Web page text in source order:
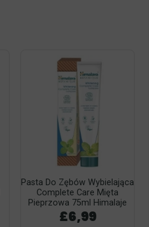
Pasta Do Zębów Wybielająca
Complete Care Mięta
Pieprzowa 75ml Himalaje
£6,99